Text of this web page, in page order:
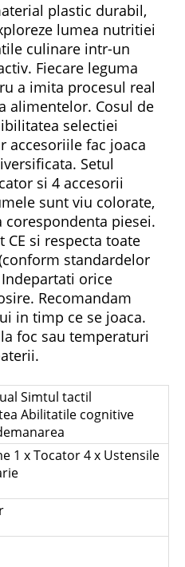
plastic durabil,
lumea nutritiei
culinare intr-un
Fiecare leguma
a imita procesul real
alimentelor. Cosul de
selectiei
accesoriile fac joaca
Setul
si 4 accesorii
sunt viu colorate,
corespondenta piesei.
si respecta toate
standardelor
orice
Recomandam
in timp ce se joaca.
foc sau temperaturi
Simtul tactil
Abilitatile cognitive
1 x Tocator 4 x Ustensile